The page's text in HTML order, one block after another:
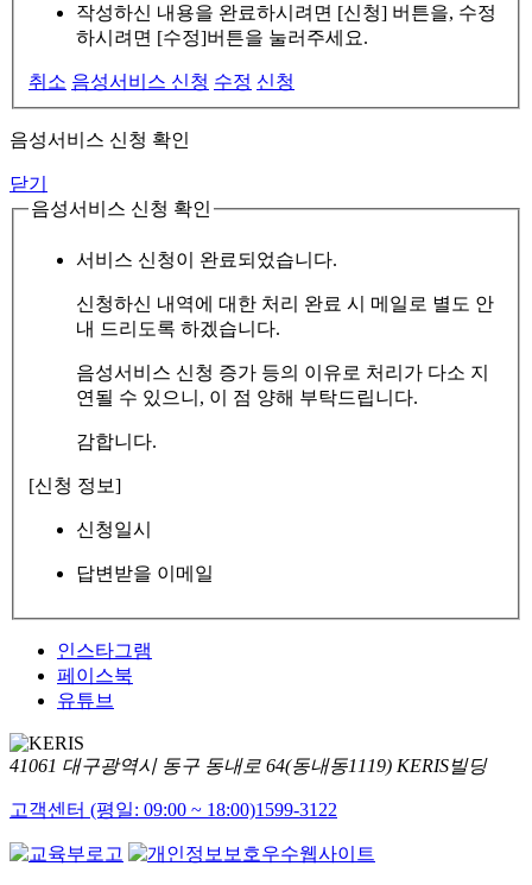
작성하신 내용을 완료하시려면 [신청] 버튼을, 수정
하시려면 [수정]버튼을 눌러주세요.
취소 음성서비스 신청 수정 신청
음성서비스 신청 확인
닫기
음성서비스 신청 확인
서비스 신청이 완료되었습니다.
신청하신 내역에 대한 처리 완료 시 메일로 별도 안
내 드리도록 하겠습니다.
음성서비스 신청 증가 등의 이유로 처리가 다소 지
연될 수 있으니, 이 점 양해 부탁드립니다.
감합니다.
[신청 정보]
신청일시
답변받을 이메일
인스타그램
페이스북
유튜브
41061 대구광역시 동구 동내로 64(동내동1119) KERIS빌딩
고객센터 (평일: 09:00 ~ 18:00)1599-3122